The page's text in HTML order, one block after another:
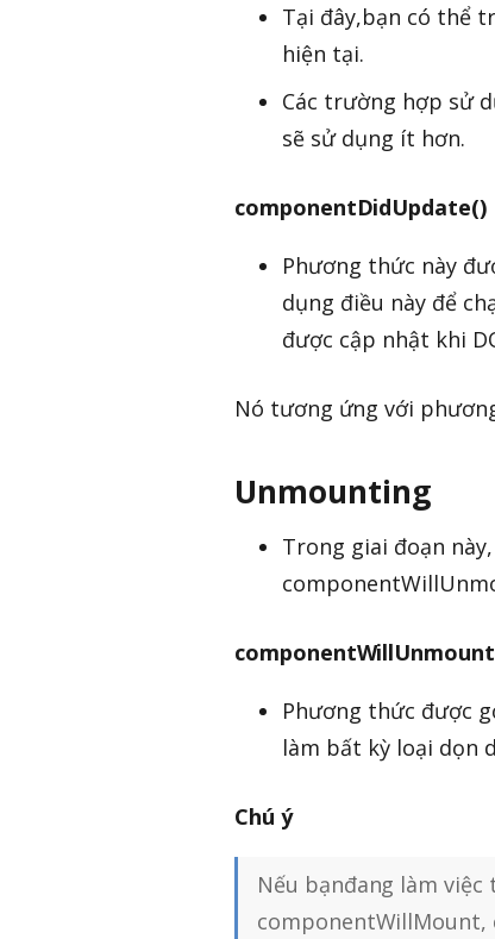
Tại đây,bạn có thể
hiện tại.
Các trường hợp sử
sẽ sử dụng ít hơn.
componentDidUpdate()
Phương thức này
dụng điều này để
được cập nhật khi
Nó tương ứng với
Unmounting
Trong giai đoạn
Phương thức được
làm bất kỳ loại dọn
Chú ý
Nếu bạnđang làm
componentWillMount,